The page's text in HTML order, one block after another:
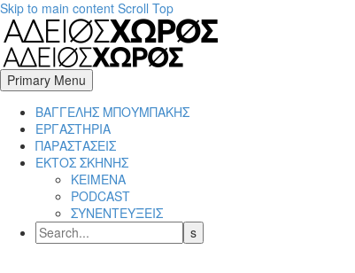
Skip to main content Scroll Top
Primary Menu
BΑΓΓΕΛΗΣ ΜΠΟΥΜΠΑΚΗΣ
ΕΡΓΑΣΤΗΡΙΑ
ΠΑΡΑΣΤΑΣΕΙΣ
ΕΚΤΟΣ ΣΚΗΝΗΣ
ΚΕΙΜΕΝΑ
PODCAST
ΣΥΝΕΝΤΕΥΞΕΙΣ